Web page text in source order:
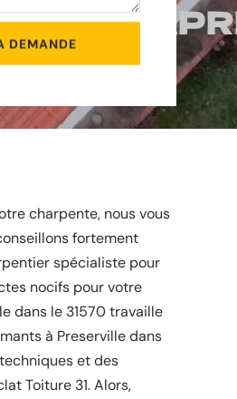
charpente, nous vous
fortement
spécialiste pour
nocifs pour votre
dans le 31570 travaille
à Preserville dans
et des
Toiture 31. Alors,